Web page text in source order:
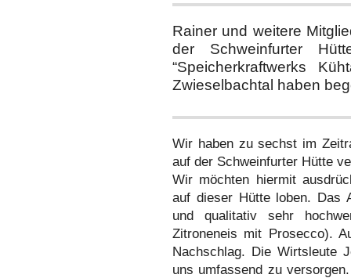
Rainer und weitere
der Schweinfurter
“Speicherkraftwerks
Zwieselbachtal haben
Wir haben zu sechst im
auf der Schweinfurter Hütte
Wir möchten hiermit
auf dieser Hütte loben. Das
und qualitativ sehr
Zitroneneis mit Prosecco).
Nachschlag. Die Wirtsleute
uns umfassend zu